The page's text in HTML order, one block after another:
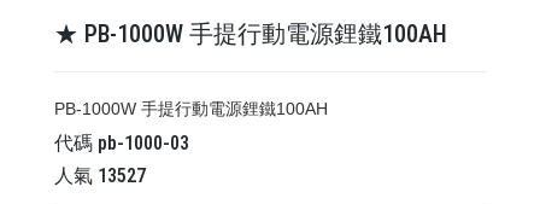
★ PB-1000W 手提行動電源鋰鐵100AH
PB-1000W 手提行動電源鋰鐵100AH
代碼 pb-1000-03
人氣 13527